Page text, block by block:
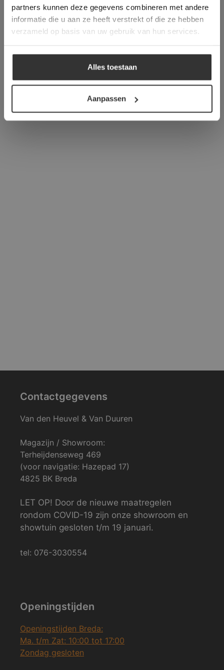
partners kunnen deze gegevens combineren met andere
informatie die u aan ze heeft verstrekt of die ze hebben
verzameld op basis van uw gebruik van hun services.
Alles toestaan
Aanpassen
Contactgegevens
Van den Heuvel & Van Duuren
Magazijn / Showroom:
Terheijdenseweg 469
(voor navigatie: Hazepad 17)
4825 BK Breda
LET OP! Door de nieuwe maatregelen
rondom COVID-19 zijn onze showroom en
showtuin gesloten t/m 19 januari.
tel: 076-3030554
Openingstijden
Openingstijden Breda:
Ma. t/m Zat: 10:00 tot 17:00
Zondag gesloten
verder
ALLES ACCEPTEREN
ALLES AFWIJZEN
DETAILS WEERGEVEN